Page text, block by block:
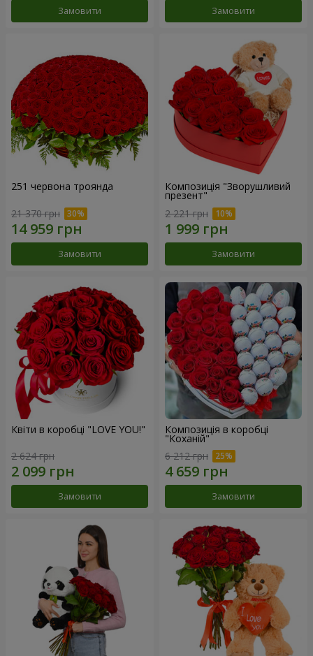
Замовити Замовити
251 червона троянда
21 370 грн
Замовити
Композиція "Зворушливий
презент"
2 221 грн
Замовити
Квіти в коробці "LOVE YOU!"
2 624 грн
Замовити
Композиція в коробці
"Коханій"
6 212 грн
Замовити